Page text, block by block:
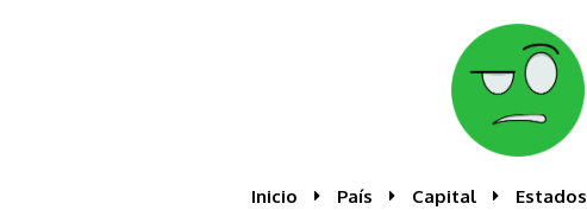
Inicio País Capital Estados